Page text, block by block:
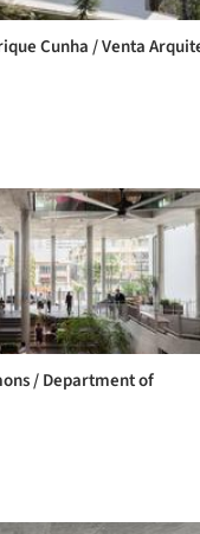
Cunha / Venta
/ Department of